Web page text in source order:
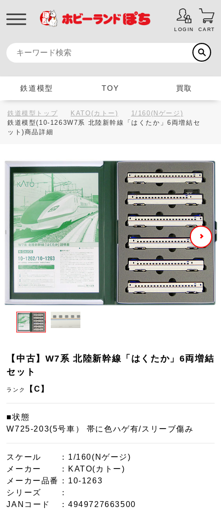
LOGIN CART
鉄道模型 TOY 買取
鉄道模型トップ KATO(カトー)
1/160(Nゲージ)
鉄道模型(10-1263W7系 北陸新幹線「はくたか」6両増結セ
ット)商品詳細
【中古】W7系 北陸新幹線「はくたか」6両増結
セット
ランク 【C】
■状態
W725-203(5号車） 帯に色ハゲ有/スリーブ傷み
スケール
：1/160(Nゲージ)
メーカー
：KATO(カトー)
メーカー品番
：10-1263
シリーズ
：
JANコード
：4949727663500